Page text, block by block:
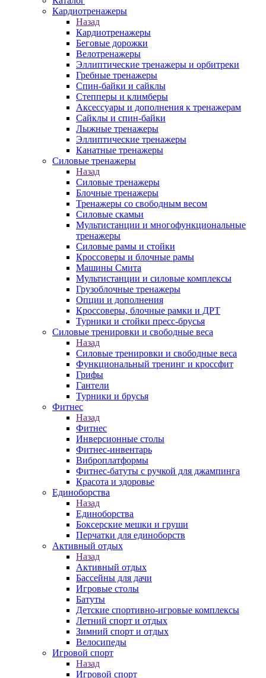
Кардиотренажеры
Назад
Кардиотренажеры
Беговые дорожки
Велотренажеры
Эллиптические тренажеры и орбитреки
Гребные тренажеры
Спин-байки и сайклы
Степперы и климберы
Аксессуары и дополнения к тренажерам
Сайклы и спин-байки
Лыжные тренажеры
Эллиптические тренажеры
Канатные тренажеры
Силовые тренажеры
Назад
Силовые тренажеры
Блочные тренажеры
Тренажеры со свободным весом
Силовые скамьи
Мультистанции и многофункциональные
тренажеры
Силовые рамы и стойки
Кроссоверы и блочные рамы
Машины Смита
Мультистанции и силовые комплексы
Грузоблочные тренажеры
Опции и дополнения
Кроссоверы, блочные рамки и ДРТ
Турники и стойки пресс-брусья
Силовые тренировки и свободные веса
Назад
Силовые тренировки и свободные веса
Функциональный тренинг и кроссфит
Грифы
Гантели
Турники и брусья
Фитнес
Назад
Фитнес
Инверсионные столы
Фитнес-инвентарь
Виброплатформы
Фитнес-батуты с ручкой для джампинга
Красота и здоровье
Единоборства
Назад
Единоборства
Боксерские мешки и груши
Перчатки для единоборств
Активный отдых
Назад
Активный отдых
Бассейны для дачи
Игровые столы
Батуты
Детские спортивно-игровые комплексы
Летний спорт и отдых
Зимний спорт и отдых
Велосипеды
Игровой спорт
Назад
Игровой спорт